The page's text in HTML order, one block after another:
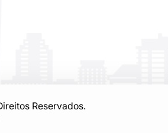
Reservados.